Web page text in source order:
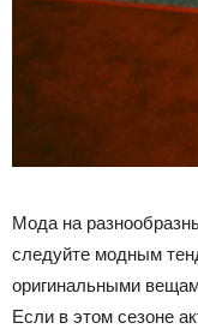
Мода на
следуйте модным
оригинальными
Если в этом сезоне